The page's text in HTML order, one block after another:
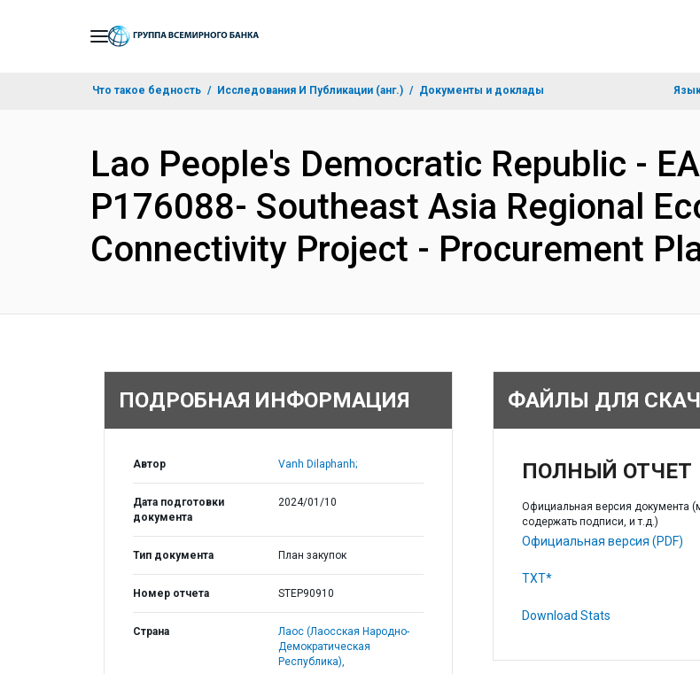
Что такое бедность Исследования И Публикации (анг.) Документы и доклады
Lao People's Democratic Republic -
P176088- Southeast Asia Regional
Connectivity Project - Procurement
ПОДРОБНАЯ ИНФОРМАЦИЯ
Автор Vanh Dilaphanh;
Дата подготовки
документа
2024/01/10
Тип документа План закупок
Номер отчета STEP90910
Страна
Лаос (Лаосская Народно-
Демократическая
Республика),
ФАЙЛЫ ДЛЯ
ПОЛНЫЙ ОТЧЕТ
Официальная версия документа
содержать подписи, и т.д.)
Официальная версия (PDF)
TXT*
Download Stats